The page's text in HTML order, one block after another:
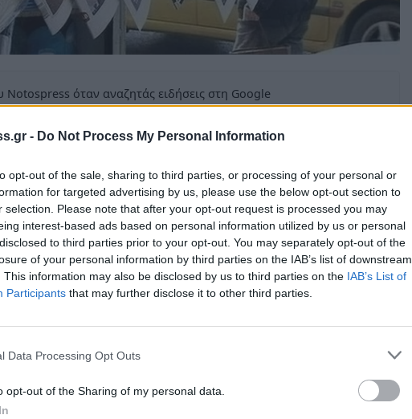
- Do Not Process My Personal Information
opt-out of the sale, sharing to third parties, or processing of your personal or
for targeted advertising by us, please use the below opt-out section to
selection. Please note that after your opt-out request is processed you may
interest-based ads based on personal information utilized by us or personal
to third parties prior to your opt-out. You may separately opt-out of the
of your personal information by third parties on the IAB’s list of downstream
This information may also be disclosed by us to third parties on the IAB’s List of
Participants that may further disclose it to other third parties.
Data Processing Opt Outs
opt-out of the Sharing of my personal data.
όταν αναζητάς ειδήσεις στη Google
ως προτιμώμενη πηγή
αποτελέσματα της Google
εφημερίδων
τα πρωτοσέλιδα των ελληνικών
και περιφερειακών της
της ημέρας.